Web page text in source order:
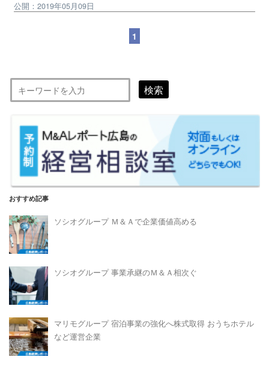
公開：2019年05月09日
1
検索
おすすめ記事
ソシオグループ Ｍ＆Ａで企業価値高める
ソシオグループ 事業承継のＭ＆Ａ相次ぐ
マリモグループ 宿泊事業の強化へ株式取得 おうちホテル
など運営企業